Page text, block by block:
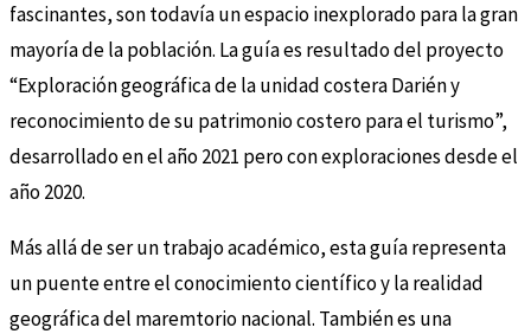
fascinantes, son todavía un espacio inexplorado para la gran
mayoría de la población. La guía es resultado del proyecto
“Exploración geográfica de la unidad costera Darién y
reconocimiento de su patrimonio costero para el turismo”,
desarrollado en el año 2021 pero con exploraciones desde el
año 2020.
Más allá de ser un trabajo académico, esta guía representa
un puente entre el conocimiento científico y la realidad
geográfica del maremtorio nacional. También es una